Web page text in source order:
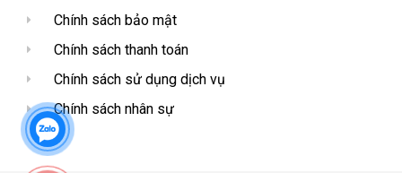
Chính sách bảo mật
Chính sách thanh toán
Chính sách sử dụng dịch vụ
Chính sách nhân sự